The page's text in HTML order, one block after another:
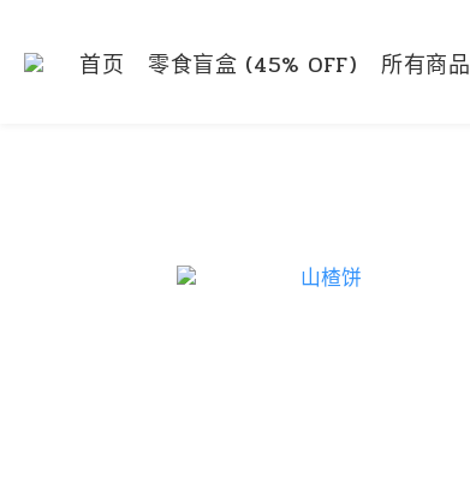
首页 零食盲盒 (45% OFF) 所有商品